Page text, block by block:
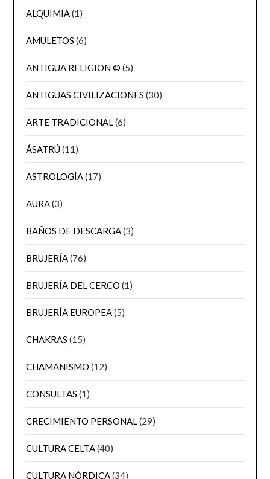
ALQUIMIA(1)
AMULETOS (6)
ANTIGUA RELIGION © (5)
ANTIGUAS CIVILIZACIONES (30)
ARTE TRADICIONAL(6)
ÁSATRÚ(11)
ASTROLOGÍA(17)
AURA(3)
BAÑOS DE DESCARGA(3)
BRUJERÍA(76)
BRUJERÍA DEL CERCO (1)
BRUJERÍA EUROPEA(5)
CHAKRAS (15)
CHAMANISMO (12)
CONSULTAS (1)
CRECIMIENTO PERSONAL(29)
CULTURA CELTA(40)
CULTURA NÓRDICA(34)